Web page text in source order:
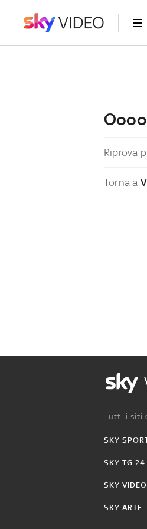
Riprova
Torna a
Tutti i siti
SKY
SKY TG 24
SKY VIDEO
SKY ARTE